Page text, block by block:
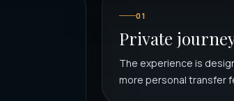
01
Private
The experience is
more personal transfer